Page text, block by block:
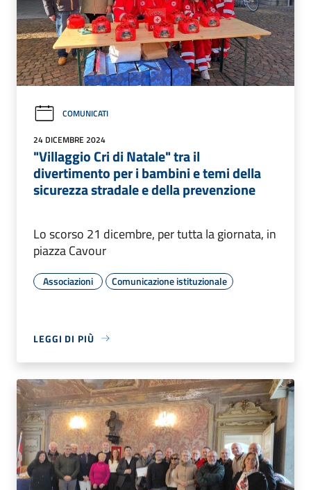
COMUNICATI
24 DICEMBRE 2024
"Villaggio Cri di Natale" tra il
divertimento per i bambini e temi della
sicurezza stradale e della prevenzione
Lo scorso 21 dicembre, per tutta la giornata, in
piazza Cavour
Associazioni Comunicazione istituzionale
LEGGI DI PIÙ